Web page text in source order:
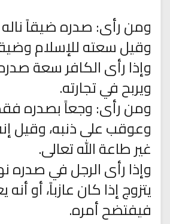
ومن رأى: صدره ضيقاً
وقيل سعته للإسلام
وإذا رأى الكافر سعة
ويربح في تجارته.
ومن رأى: وجعاً بصدره
وعوقب على ذنبه، وقيل
غير طاعة الله تعالى.
وإذا رأى الرجل في صدره
يتزوج إذا كان عازباً، أو
فيفتضح أمره.